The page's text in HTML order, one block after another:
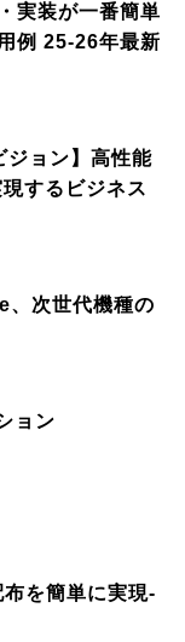
実装が一番簡単
例 25-26年最新
ジョン】高性能
するビジネス
、次世代機種の
ョン
布を簡単に実現-